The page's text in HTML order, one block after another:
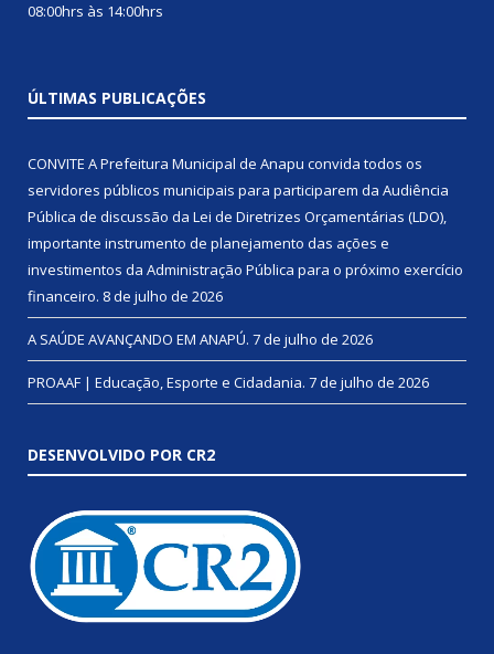
08:00hrs às 14:00hrs
ÚLTIMAS PUBLICAÇÕES
CONVITE A Prefeitura Municipal de Anapu convida todos os
servidores públicos municipais para participarem da Audiência
Pública de discussão da Lei de Diretrizes Orçamentárias (LDO),
importante instrumento de planejamento das ações e
investimentos da Administração Pública para o próximo exercício
financeiro. 8 de julho de 2026
A SAÚDE AVANÇANDO EM ANAPÚ. 7 de julho de 2026
PROAAF | Educação, Esporte e Cidadania. 7 de julho de 2026
DESENVOLVIDO POR CR2